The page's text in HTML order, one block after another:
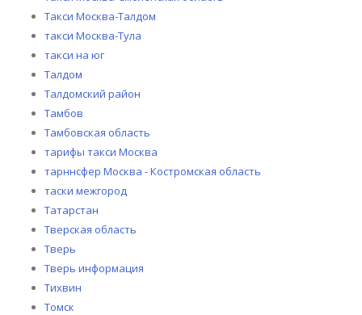
Такси Москва-Талдом
такси Москва-Тула
такси на юг
Талдом
Талдомский район
Тамбов
Тамбовская область
тарифы такси Москва
тарннсфер Москва - Костромская область
таски межгород
Татарстан
Тверская область
Тверь
Тверь информация
Тихвин
Томск